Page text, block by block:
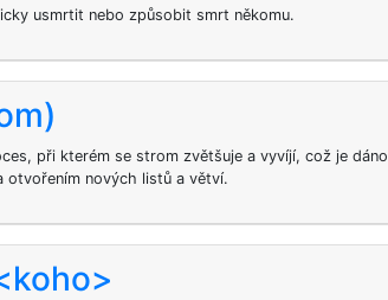
usmrtit nebo způsobit smrt někomu.
při kterém se strom zvětšuje a vyvíjí, což je dáno
otvořením nových listů a větví.